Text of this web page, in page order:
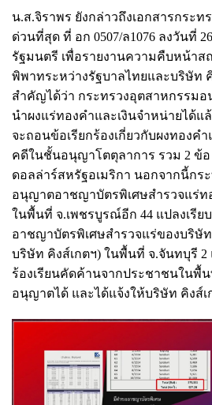
น.ส.จิราพร ยังกล่าวถึงเอกสารกระ
ด่วนที่สุด ที่ อก 0507/ล1076 ลงวันที่
รัฐมนตรี เพื่อรายงานความคืบหน้า
พิพาทระหว่างรัฐบาลไทยและบริษัท
สำคัญได้ว่า กระทรวงอุตสาหกรรม
นำผงแร่ทองคำและเงินจำหน่ายได้แ
จะถอนข้อเรียกร้องเกี่ยวกับผงทองค
คดีในชั้นอนุญาโตตุลาการ รวม 2 ข้อ
ดอลล่าร์สหรัฐอเมริกา นอกจากนี้กร
อนุญาตอาชญาบัตรพิเศษสำรวจแร่ท
ในพื้นที่ จ.เพชรบูรณ์อีก 44 แปลงเรีย
อาชญาบัตรพิเศษสำรวจแร่ของบริษั
บริษัท คิงส์เกตฯ) ในพื้นที่ จ.จันทบุรี 2
ร้องเรียนคัดค้านจากประชาชนในพื้
อนุญาตได้ และได้แจ้งให้บริษัท คิงส์เ